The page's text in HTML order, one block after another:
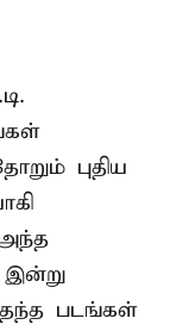
புதிய
படங்கள்